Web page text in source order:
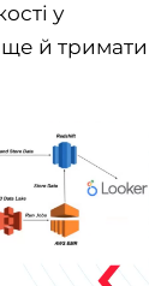
у
ще й тримати